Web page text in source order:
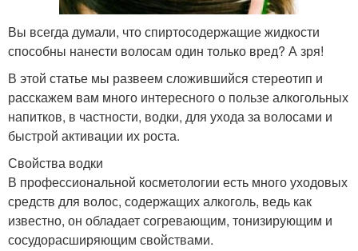
Вы всегда думали, что спиртосодержащие жидкости
способны нанести волосам один только вред? А зря!
В этой статье мы развеем сложившийся стереотип и
расскажем вам много интересного о пользе алкогольных
напитков, в частности, водки, для ухода за волосами и
быстрой активации их роста.
Свойства водки
В профессиональной косметологии есть много уходовых
средств для волос, содержащих алкоголь, ведь как
известно, он обладает согревающим, тонизирующим и
сосудорасширяющим свойствами.